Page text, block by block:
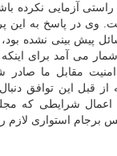
آزمایی نکرده
وی در پاسخ به
پیش بینی نشده
شمار می آمد برای
امنیت مقابل ما
از قبل این توافق
اعمال شرایطی که
برجام استواری لازم